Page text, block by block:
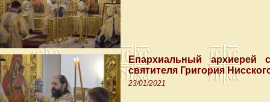
Епархиальный архиерей
святителя Григория
23/01/2021